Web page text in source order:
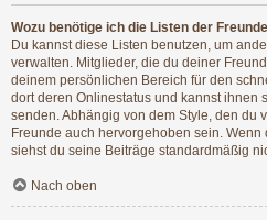
Wozu benötige ich die Listen der
Du kannst diese Listen benutzen, um
verwalten. Mitglieder, die du deiner
deinem persönlichen Bereich für den
dort deren Onlinestatus und kannst ihnen
senden. Abhängig von dem Style, den du
Freunde auch hervorgehoben sein.
siehst du seine Beiträge standardmäßig
Nach oben